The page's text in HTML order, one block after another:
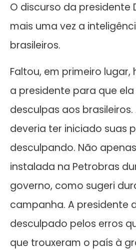
O discurso da presidente
mais uma vez a
brasileiros.
Faltou, em primeiro
a presidente para que
desculpas aos
deveria ter iniciado suas
desculpando. Não
instalada na Petrobras
governo, como sugeri
campanha. A presidente
desculpado pelos erros
que trouxeram o país à